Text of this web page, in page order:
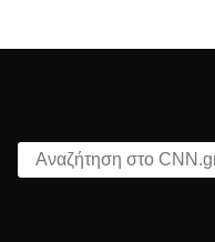
Αναζήτηση στο CNN.gr